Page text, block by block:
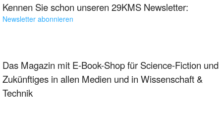
Kennen Sie schon unseren 29KMS Newsletter:
Newsletter abonnieren
Das Magazin mit E-Book-Shop für Science-Fiction und
Zukünftiges in allen Medien und in Wissenschaft &
Technik